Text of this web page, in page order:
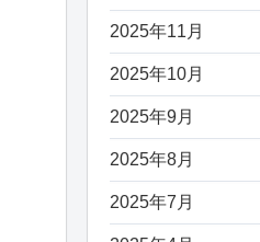
2025年11月
2025年10月
2025年9月
2025年8月
2025年7月